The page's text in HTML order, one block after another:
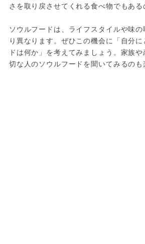
さを取り戻させてくれる食べ物でもある
ソウルフードは、ライフスタイルや味
り異なります。ぜひこの機会に「自分
ドは何か」を考えてみましょう。家族
切な人のソウルフードを聞いてみるのも